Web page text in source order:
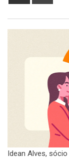
Idean Alves,